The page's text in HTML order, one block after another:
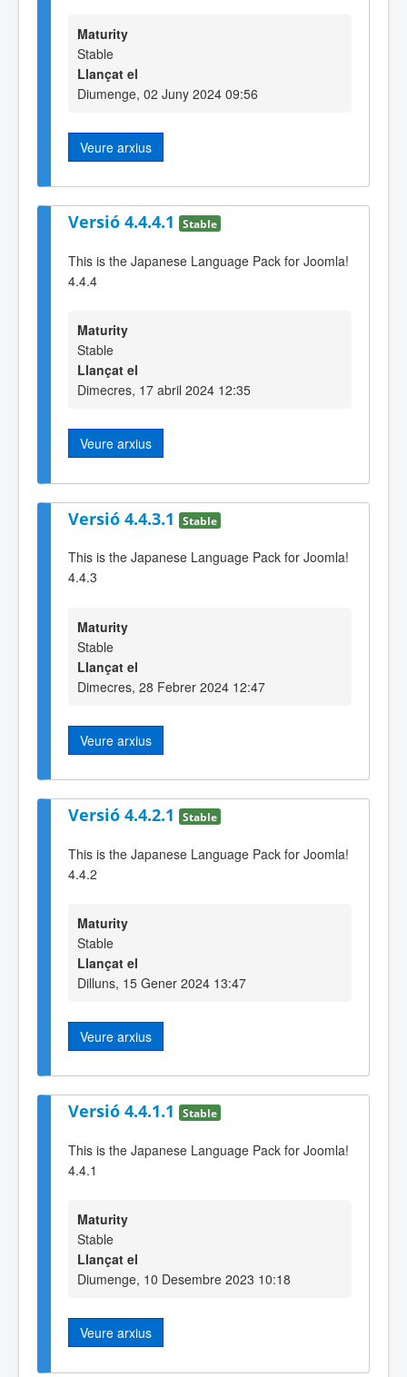
Maturity
Stable
Llançat el
Diumenge, 02 Juny 2024 09:56
Veure arxius
Versió 4.4.4.1 Stable
This is the Japanese Language Pack for Joomla!
4.4.4
Maturity
Stable
Llançat el
Dimecres, 17 abril 2024 12:35
Veure arxius
Versió 4.4.3.1 Stable
This is the Japanese Language Pack for Joomla!
4.4.3
Maturity
Stable
Llançat el
Dimecres, 28 Febrer 2024 12:47
Veure arxius
Versió 4.4.2.1 Stable
This is the Japanese Language Pack for Joomla!
4.4.2
Maturity
Stable
Llançat el
Dilluns, 15 Gener 2024 13:47
Veure arxius
Versió 4.4.1.1 Stable
This is the Japanese Language Pack for Joomla!
4.4.1
Maturity
Stable
Llançat el
Diumenge, 10 Desembre 2023 10:18
Veure arxius